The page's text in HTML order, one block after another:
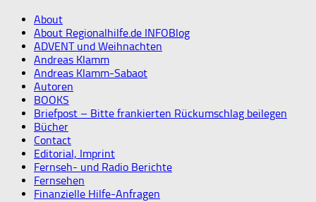
About
About Regionalhilfe.de INFOBlog
ADVENT und Weihnachten
Andreas Klamm
Andreas Klamm-Sabaot
Autoren
BOOKS
Briefpost – Bitte frankierten Rückumschlag beilegen
Bücher
Contact
Editorial, Imprint
Fernseh- und Radio Berichte
Fernsehen
Finanzielle Hilfe-Anfragen